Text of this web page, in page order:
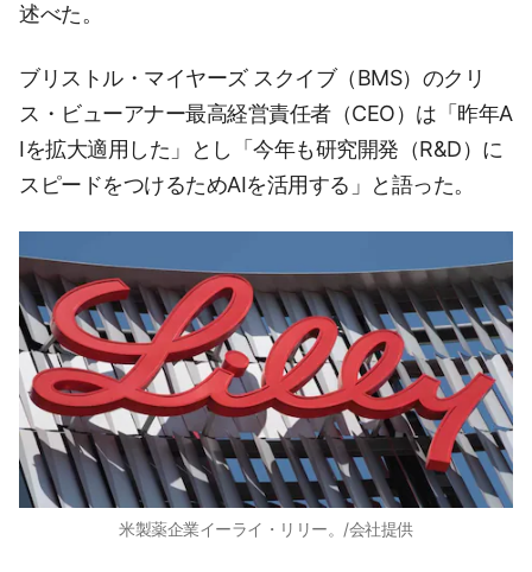
述べた。
ブリストル・マイヤーズ スクイブ（BMS）のクリ
ス・ビューアナー最高経営責任者（CEO）は「昨年A
Iを拡大適用した」とし「今年も研究開発（R&D）に
スピードをつけるためAIを活用する」と語った。
米製薬企業イーライ・リリー。/会社提供